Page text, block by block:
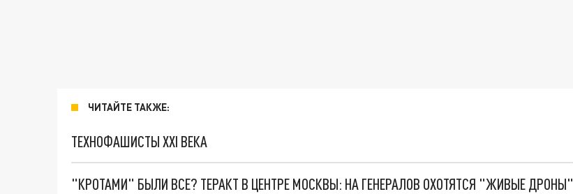
ЧИТАЙТЕ ТАКЖЕ:
ТЕХНОФАШИСТЫ XXI ВЕКА
"КРОТАМИ" БЫЛИ ВСЕ? ТЕРАКТ В ЦЕНТРЕ МОСКВЫ: НА ГЕНЕРАЛОВ ОХОТЯТСЯ "ЖИВЫЕ ДРОНЫ"